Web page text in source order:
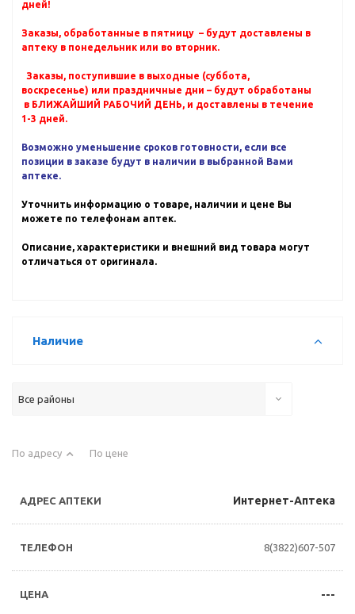
дней!
Заказы, обработанные в пятницу – будут доставлены в
аптеку в понедельник или во вторник.
Заказы, поступившие в выходные (суббота,
воскресенье) или праздничные дни – будут обработаны
в БЛИЖАЙШИЙ РАБОЧИЙ ДЕНЬ, и доставлены в течение
1-3 дней.
Возможно уменьшение сроков готовности, если все
позиции в заказе будут в наличии в выбранной Вами
аптеке.
Уточнить информацию о товаре, наличии и цене Вы
можете по телефонам аптек.
Описание, характеристики и внешний вид товара могут
отличаться от оригинала.
Наличие
Все районы
По адресу По цене
Интернет-Аптека
8(3822)607-507
---